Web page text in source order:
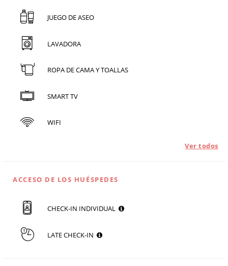
JUEGO DE ASEO
LAVADORA
ROPA DE CAMA Y TOALLAS
SMART TV
WIFI
Ver todos
ACCESO DE LOS HUÉSPEDES
CHECK-IN INDIVIDUAL
LATE CHECK-IN